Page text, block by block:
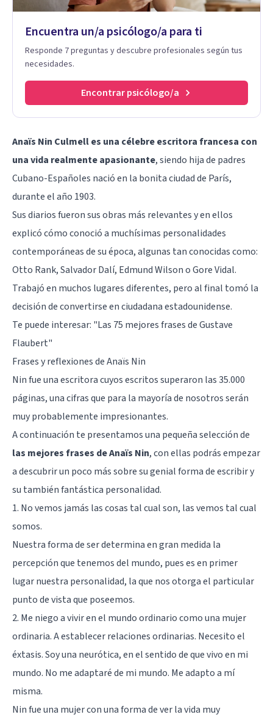
Encuentra un/a psicólogo/a para ti
Responde 7 preguntas y descubre profesionales según tus
necesidades.
Encontrar psicólogo/a
Anaïs Nin Culmell es una célebre escritora francesa con
una vida realmente apasionante, siendo hija de padres
Cubano-Españoles nació en la bonita ciudad de París,
durante el año 1903.
Sus diarios fueron sus obras más relevantes y en ellos
explicó cómo conoció a muchísimas personalidades
contemporáneas de su época, algunas tan conocidas como:
Otto Rank,Salvador Dalí, Edmund Wilson o Gore Vidal.
Trabajó en muchos lugares diferentes, pero al final tomó la
decisión de convertirse en ciudadana estadounidense.
Te puede interesar: "Las 75 mejores frases de Gustave
Flaubert"
Frases y reflexiones de Anaïs Nin
Nin fue una escritora cuyos escritos superaron las 35.000
páginas, una cifras que para la mayoría de nosotros serán
muy probablemente impresionantes.
A continuación te presentamos una pequeña selección de
las mejores frases de Anaïs Nin, con ellas podrás empezar
a descubrir un poco más sobre su genial forma de escribir y
su también fantástica personalidad.
1. No vemos jamás las cosas tal cual son, las vemos tal cual
somos.
Nuestra forma de ser determina en gran medida la
percepción que tenemos del mundo, pues es en primer
lugar nuestra personalidad, la que nos otorga el particular
punto de vista que poseemos.
2. Me niego a vivir en el mundo ordinario como una mujer
ordinaria. A establecer relaciones ordinarias. Necesito el
éxtasis. Soy una neurótica, en el sentido de que vivo en mi
mundo. No me adaptaré de mi mundo. Me adapto a mí
misma.
Nin fue una mujer con una forma de ver la vida muy